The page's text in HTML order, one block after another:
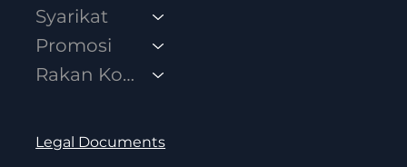
Syarikat
Promosi
Rakan Kongsi
Legal Documents